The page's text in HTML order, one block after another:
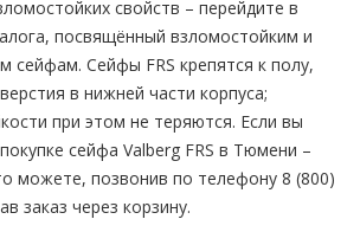
свойств – перейдите в
посвящённый взломостойким и
сейфам. Сейфы FRS крепятся к полу,
в нижней части корпуса;
при этом не теряются. Если вы
сейфа Valberg FRS в Тюмени –
можете, позвонив по телефону 8 (800)
заказ через корзину.